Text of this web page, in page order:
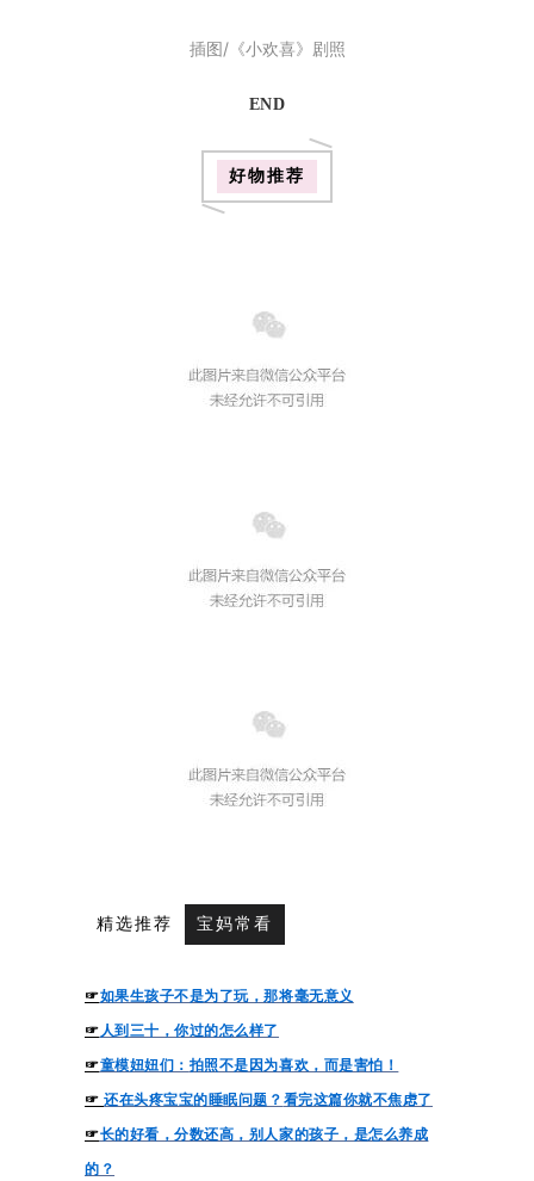
插图/《小欢喜》剧照
END
好物推荐
精选推荐 宝妈常看
☞如果生孩子不是为了玩，那将毫无意义
☞人到三十，你过的怎么样了
☞童模妞妞们： 拍照不是因为喜欢，而是害怕！
☞还在头疼宝宝的睡眠问题？ 看完这篇你就不焦虑了
☞长的好看，分数还高，别人家的孩子，是怎么养成
的？